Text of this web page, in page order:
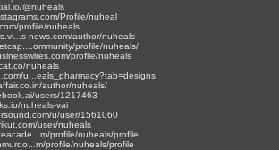
@nuheals
Profile/nuheal
profile/nuheals
news.com/author/nuheals
profile/nuheals/
profile/nuheals
nuheals
u...eals_pharmacy?tab=designs
author/nuheals/
users/1217463
nuheals-vai
u/user/1561060
user/nuheals
profile/nuheals/profile
profile/nuheals/profile